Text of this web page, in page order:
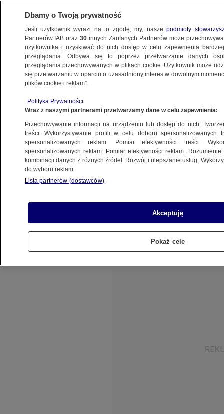
BIZNES
ZE ŚWIATA
na "tak" więc wyleciał. "Jesteśmy
na wojnie"
2.07.2015, 21:26
Udostępnij
Niezależnych Greków (ANEL), koalicyjnego
partnera Syrizy, został w czwartek wykluczony
ze swojej grupy parlamentarnej, ponieważ
opowiedział się za odpowiedzią "tak" w
niedzielnym referendum - poinformowały źródła
Dbamy o Twoją prywatność
Jeśli użytkownik wyrazi na to zgodę, my, naszepodmioty
Partnerów IAB oraz30 innych Zaufanych Partnerów może
użytkownika i uzyskiwać do nich dostęp w celu zapewnienia
przeglądania. Odbywa się to poprzez przetwarzanie danych
przeglądania przechowywanych w plikach cookie. Użytkownik może
się przetwarzaniu w oparciu o uzasadniony interes w dowolnym
plików cookie i reklam”.
Polityka Prywatności
Wraz z naszymi partnerami przetwarzamy dane w celu zapewnienia:
Przechowywanie informacji na urządzeniu lub dostęp do nich.
treści. Wykorzystywanie profili w celu doboru spersonalizowanych
spersonalizowanych reklam. Pomiar efektywności treści.
spersonalizowanych reklam. Pomiar efektywności reklam.
kombinacji danych z różnych źródeł. Rozwój i ulepszanie usług.
do wyboru reklam.
Lista partnerów (dostawców)
Akceptuję
Pokaż cele